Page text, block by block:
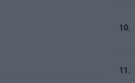
10.
11.